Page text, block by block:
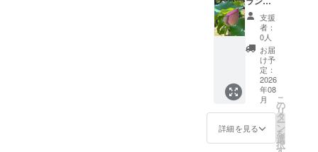
プロ
ジェク
トオー
ナー以
外の第
三者
（支援
者を含
む）が
当事者
雇用関
係の成
支援に
対する
宿泊可
能人
数：1支
援につ
き2名様
まで宿
泊可能
【お一
人様ず
つ増え
可能日
数：1泊
（利用
可能時
間：15
チェッ
クイン
当日 翌
日10時
円、
77777
円のリ
ターン
と同じ
になり
ます。
お礼の
メッ
セー
ジ】 感
謝の気
持ちを
込め
て、お
礼の
メッ
セージ
をお送
りしま
支援
者：
0人
お届
け予
定：
2026
年08
月
詳細を見る
こ
の
リ
タ
ー
ン
を
選
択